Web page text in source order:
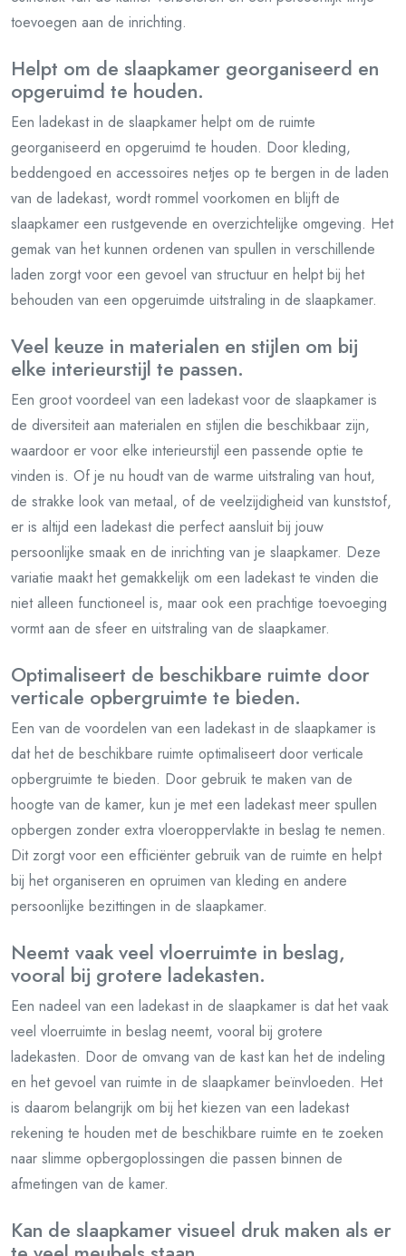
toevoegen aan de inrichting.
Helpt om de slaapkamer georganiseerd en
opgeruimd te houden.
Een ladekast in de slaapkamer helpt om de ruimte
georganiseerd en opgeruimd te houden. Door kleding,
beddengoed en accessoires netjes op te bergen in de laden
van de ladekast, wordt rommel voorkomen en blijft de
slaapkamer een rustgevende en overzichtelijke omgeving. Het
gemak van het kunnen ordenen van spullen in verschillende
laden zorgt voor een gevoel van structuur en helpt bij het
behouden van een opgeruimde uitstraling in de slaapkamer.
Veel keuze in materialen en stijlen om bij
elke interieurstijl te passen.
Een groot voordeel van een ladekast voor de slaapkamer is
de diversiteit aan materialen en stijlen die beschikbaar zijn,
waardoor er voor elke interieurstijl een passende optie te
vinden is. Of je nu houdt van de warme uitstraling van hout,
de strakke look van metaal, of de veelzijdigheid van kunststof,
er is altijd een ladekast die perfect aansluit bij jouw
persoonlijke smaak en de inrichting van je slaapkamer. Deze
variatie maakt het gemakkelijk om een ladekast te vinden die
niet alleen functioneel is, maar ook een prachtige toevoeging
vormt aan de sfeer en uitstraling van de slaapkamer.
Optimaliseert de beschikbare ruimte door
verticale opbergruimte te bieden.
Een van de voordelen van een ladekast in de slaapkamer is
dat het de beschikbare ruimte optimaliseert door verticale
opbergruimte te bieden. Door gebruik te maken van de
hoogte van de kamer, kun je met een ladekast meer spullen
opbergen zonder extra vloeroppervlakte in beslag te nemen.
Dit zorgt voor een efficiënter gebruik van de ruimte en helpt
bij het organiseren en opruimen van kleding en andere
persoonlijke bezittingen in de slaapkamer.
Neemt vaak veel vloerruimte in beslag,
vooral bij grotere ladekasten.
Een nadeel van een ladekast in de slaapkamer is dat het vaak
veel vloerruimte in beslag neemt, vooral bij grotere
ladekasten. Door de omvang van de kast kan het de indeling
en het gevoel van ruimte in de slaapkamer beïnvloeden. Het
is daarom belangrijk om bij het kiezen van een ladekast
rekening te houden met de beschikbare ruimte en te zoeken
naar slimme opbergoplossingen die passen binnen de
afmetingen van de kamer.
Kan de slaapkamer visueel druk maken als er